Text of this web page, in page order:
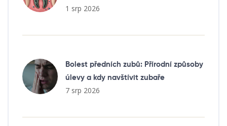
1 srp 2026
Bolest předních zubů: Přírodní způsoby
úlevy a kdy navštívit zubaře
7 srp 2026